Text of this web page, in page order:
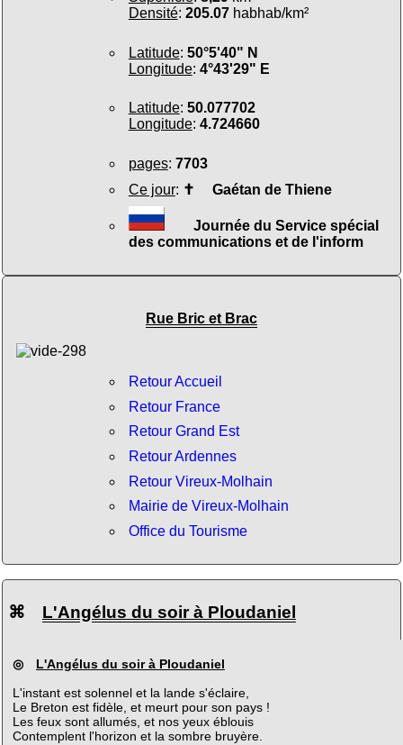
Densité: 205.07habhab/km²
Latitude: 50°5'40" N
Longitude: 4°43'29" E
Latitude: 50.077702
Longitude: 4.724660
pages: 7703
Ce jour: ✝ Gaétan de Thiene
Journée du Service spécial
des communications et de l'inform
Rue Bric et Brac
Retour Accueil
Retour France
Retour Grand Est
Retour Ardennes
Retour Vireux-Molhain
Mairie de Vireux-Molhain
Office du Tourisme
⌘ L'Angélus du soir à Ploudaniel
◎ L'Angélus du soir à Ploudaniel
L'instant est solennel et la lande s'éclaire,
Le Breton est fidèle, et meurt pour son pays !
Les feux sont allumés, et nos yeux éblouis
Contemplent l'horizon et la sombre bruyère.